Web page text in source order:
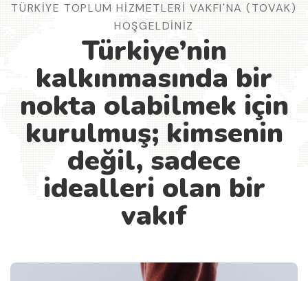
TÜRKİYE TOPLUM HİZMETLERİ VAKFI'NA (TOVAK)
HOŞGELDİNİZ
Türkiye’nin
kalkınmasında bir
nokta olabilmek için
kurulmuş; kimsenin
değil, sadece
idealleri olan bir
vakıf